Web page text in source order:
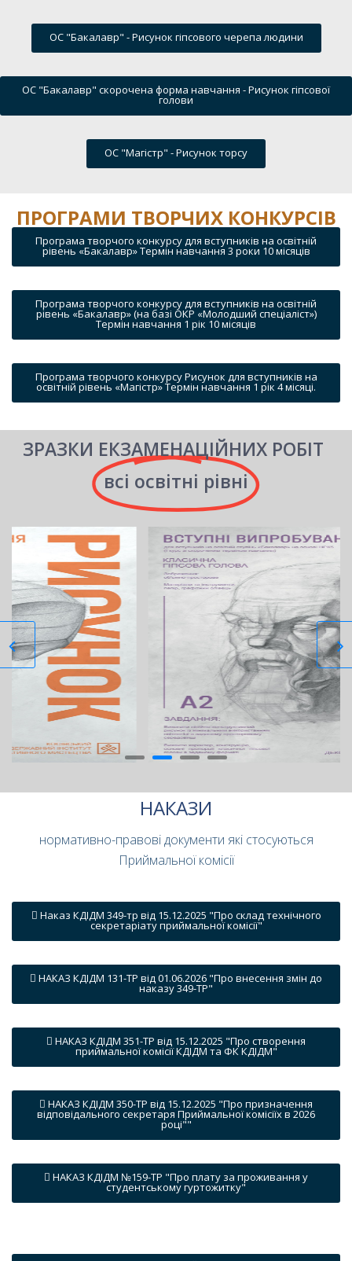
ОС "Бакалавр" - Рисунок гіпсового черепа людини
ОС "Бакалавр" скорочена форма навчання - Рисунок гіпсової
голови
ОС "Магістр" - Рисунок торсу
ПРОГРАМИ ТВОРЧИХ КОНКУРСІВ
Програма творчого конкурсу для вступників на освітній
рівень «Бакалавр» Термін навчання 3 роки 10 місяців
Програма творчого конкурсу для вступників на освітній
рівень «Бакалавр» (на базі ОКР «Молодший спеціаліст»)
Термін навчання 1 рік 10 місяців
Програма творчого конкурсу Рисунок для вступників на
освітній рівень «Магістр» Термін навчання 1 рік 4 місяці.
ЗРАЗКИ ЕКЗАМЕНАЦІЙНИХ РОБІТ
всі освітні рівні
НАКАЗИ
нормативно-правові документи які стосуються
Приймальної комісії
Наказ КДІДМ 349-тр від 15.12.2025 "Про склад технічного
секретаріату приймальної комісії"
НАКАЗ КДІДМ 131-ТР від 01.06.2026 "Про внесення змін до
наказу 349-ТР"
НАКАЗ КДІДМ 351-ТР від 15.12.2025 "Про створення
приймальної комісії КДІДМ та ФК КДІДМ"
НАКАЗ КДІДМ 350-ТР від 15.12.2025 "Про призначення
відповідального секретаря Приймальної комісіїх в 2026
році""
НАКАЗ КДІДМ №159-ТР "Про плату за проживання у
студентському гуртожитку"